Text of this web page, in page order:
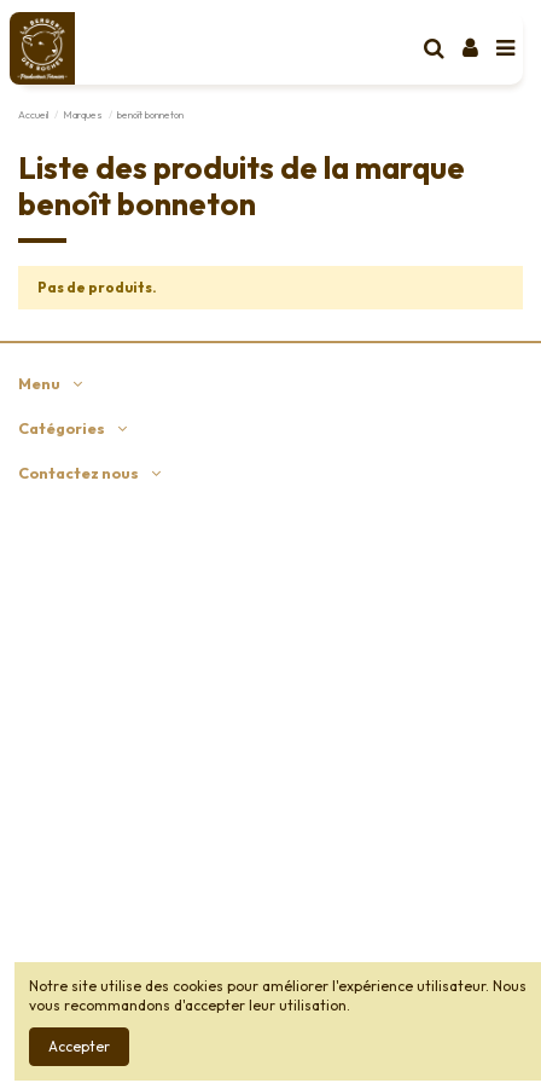
Accueil Marques benoît bonneton
Liste des produits de la marque
benoît bonneton
Pas de produits.
Menu
Catégories
Contactez nous
Notre site utilise des cookies pour améliorer l'expérience utilisateur. Nous
vous recommandons d'accepter leur utilisation.
Accepter